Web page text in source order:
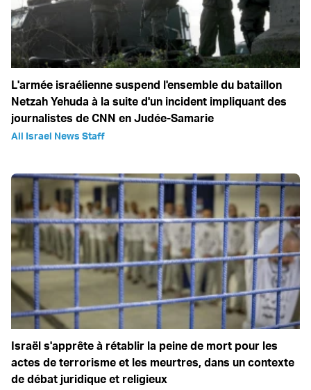
L'armée israélienne suspend l'ensemble du bataillon
Netzah Yehuda à la suite d'un incident impliquant des
journalistes de CNN en Judée-Samarie
All Israel News Staff
Israël s'apprête à rétablir la peine de mort pour les
actes de terrorisme et les meurtres, dans un contexte
de débat juridique et religieux